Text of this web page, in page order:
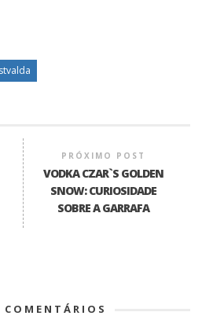
PRÓXIMO POST
VODKA CZAR`S GOLDEN
SNOW: CURIOSIDADE
SOBRE A GARRAFA